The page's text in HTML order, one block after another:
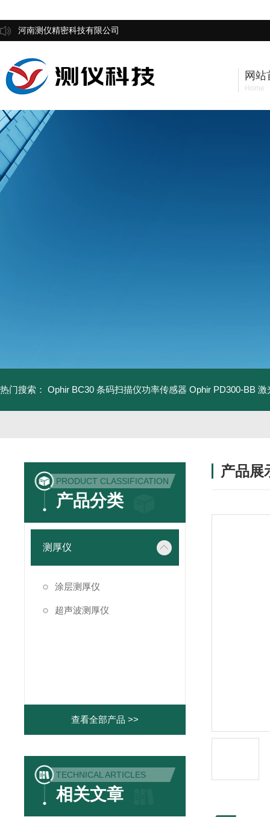
河南测仪精密科技有限公司
网站
Home
热门搜索： Ophir BC30 条码扫描仪功率传感器 Ophir PD300-BB
PRODUCT CLASSIFICATION
产品分类
测厚仪
涂层测厚仪
超声波测厚仪
查看全部产品 >>
TECHNICAL ARTICLES
相关文章
产品展